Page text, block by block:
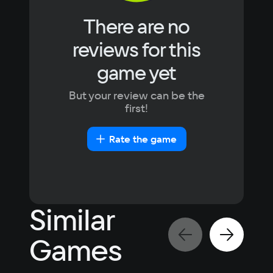
представленными на рынке.
There are no
reviews for this
game yet
But your review can be the
first!
Rate the game
Similar
Games